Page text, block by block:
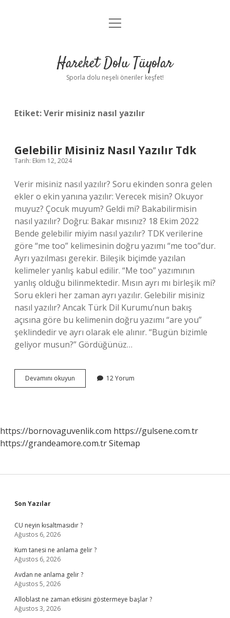
Anasayfa
Yasal Uyarı
menüyü
Hareket Dolu Tüyolar
Sporla dolu neşeli öneriler keşfet!
Etiket:Verir misiniz nasıl yazılır
Gelebilir Misiniz Nasıl Yazılır Tdk
Tarih: Ekim 12, 2024
Verir misiniz nasıl yazılır? Soru ekinden sonra gelen
ekler o ekin yanına yazılır: Verecek misin? Okuyor
muyuz? Çocuk muyum? Geldi mi? Bakabilirmisin
nasıl yazılır? Doğru: Bakar mısınız? 18 Ekim 2022
Bende gelebilir miyim nasıl yazılır? TDK verilerine
göre “me too” kelimesinin doğru yazımı “me too”dur.
Ayrı yazılması gerekir. Bileşik biçimde yazılan
kelimeler yanlış kabul edilir. “Me too” yazımının
yanlış olduğu bilinmektedir. Mısın ayrı mı birleşik mi?
Soru ekleri her zaman ayrı yazılır. Gelebilir misiniz
nasıl yazılır? Ancak Türk Dil Kurumu’nun bakış
açısına göre bu kelimenin doğru yazımı “are you”
şeklindedir ve ayrı olarak ele alınır. “Bugün bizimle
geliyor musun?” Gördüğünüz…
Devamını okuyun Gelebilir
Misiniz
12 Yorum
https://bornovaguvenlik.com https://gulsene.com.tr
https://grandeamore.com.trSitemap
Sidebar
Son Yazılar
CU neyin kısaltmasıdır ?
Ağustos 6, 2026
Kum tanesi ne anlama gelir ?
Ağustos 6, 2026
Avdan ne anlama gelir ?
Ağustos 5, 2026
Alloblast ne zaman etkisini göstermeye başlar ?
Ağustos 3, 2026